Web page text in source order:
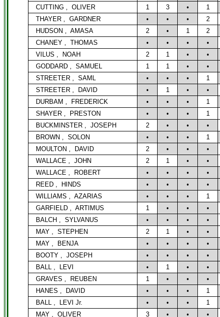
CUTTING , OLIVER 1 3 •
1
THAYER , GARDNER • • •
2
HUDSON , AMASA 2 • 1
2
CHANEY , THOMAS • • •
•
VILUS ,
NOAH 2 1 •
•
GODDARD , SAMUEL 1 1 •
•
STREETER , SAML • • •
1
STREETER ,
DAVID • 1 •
•
DURBAM ,
FREDERICK • • •
1
SHAYER ,
PRESTON • • •
1
BUCKMINSTER , JOSEPH 2 • •
•
BROWN , SOLON • • •
1
MOULTON ,
DAVID 2 • •
•
WALLACE , JOHN 2 1 •
•
WALLACE ,
ROBERT • • •
•
REED ,
HINDS • • •
•
WILLIAMS , AZARIAS • • •
1
GARFIELD , ARTIMUS 1 • •
•
BALCH , SYLVANUS • • •
•
MAY , STEPHEN 2 1 •
•
MAY ,
BENJA • • •
•
BOOTY , JOSEPH • • •
•
BALL ,
LEVI • 1 •
•
GRAVES ,
REUBEN 1 • •
•
HANES ,
DAVID • • •
1
BALL ,
LEVI Jr. • • •
1
MAY , OLIVER 3 • • •